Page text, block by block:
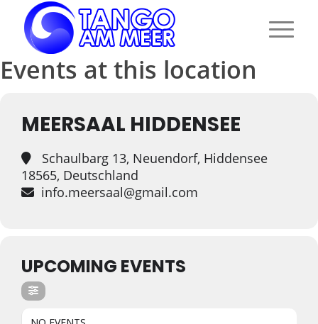
Events at this location
MEERSAAL HIDDENSEE
Schaulbarg 13, Neuendorf, Hiddensee
18565, Deutschland
info.meersaal@gmail.com
UPCOMING EVENTS